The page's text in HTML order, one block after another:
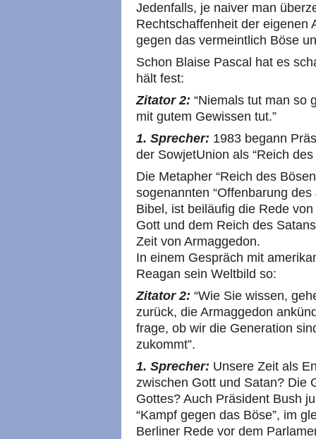
Jedenfalls, je naiver man
Rechtschaffenheit der eigenen
gegen das vermeintlich Böse
Schon Blaise Pascal hat es
hält fest:
Zitator 2: “Niemals tut man so
mit gutem Gewissen tut.”
1. Sprecher: 1983 begann
der SowjetUnion als “Reich des
Die Metapher “Reich des
sogenannten “Offenbarung
Bibel, ist beiläufig die Rede
Gott und dem Reich des
Zeit von Armaggedon.
In einem Gespräch mit
Reagan sein Weltbild so:
Zitator 2: “Wie Sie wissen,
zurück, die Armaggedon
frage, ob wir die Generation
zukommt”.
1. Sprecher: Unsere Zeit als
zwischen Gott und Satan? Die
Gottes? Auch Präsident Bush
“Kampf gegen das Böse”, im
Berliner Rede vor dem